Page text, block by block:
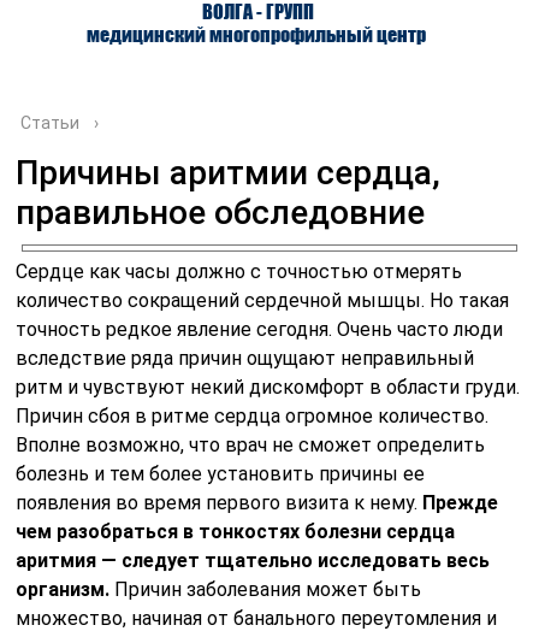
ВОЛГА - ГРУПП
медицинский многопрофильный центр
О ЦЕНТРЕ ВРАЧИ
Статьи ›
Причины аритмии сердца,
правильное обследовние
Сердце как часы должно с точностью отмерять
количество сокращений сердечной мышцы. Но такая
точность редкое явление сегодня. Очень часто люди
вследствие ряда причин ощущают неправильный
ритм и чувствуют некий дискомфорт в области груди.
Причин сбоя в ритме сердца огромное количество.
Вполне возможно, что врач не сможет определить
болезнь и тем более установить причины ее
появления во время первого визита к нему. Прежде
чем разобраться в тонкостях болезни сердца
аритмия — следует тщательно исследовать весь
организм. Причин заболевания может быть
множество, начиная от банального переутомления и